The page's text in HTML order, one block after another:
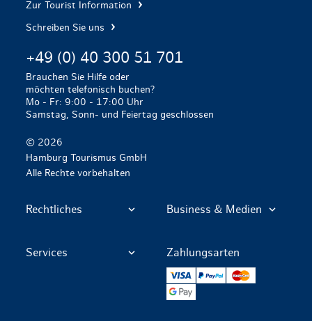
Zur Tourist Information
Schreiben Sie uns
+49 (0) 40 300 51 701
Brauchen Sie Hilfe oder
möchten telefonisch buchen?
Mo - Fr: 9:00 - 17:00 Uhr
Samstag, Sonn- und Feiertag geschlossen
© 2026
Hamburg Tourismus GmbH
Alle Rechte vorbehalten
Rechtliches Business & Medien
Services Zahlungsarten
PayPal